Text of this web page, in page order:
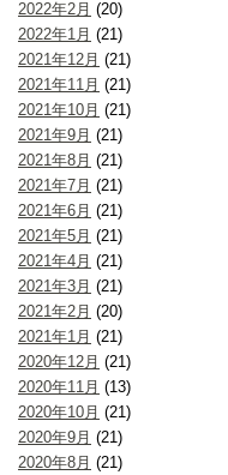
2022年2月 (20)
2022年1月 (21)
2021年12月 (21)
2021年11月 (21)
2021年10月 (21)
2021年9月 (21)
2021年8月 (21)
2021年7月 (21)
2021年6月 (21)
2021年5月 (21)
2021年4月 (21)
2021年3月 (21)
2021年2月 (20)
2021年1月 (21)
2020年12月 (21)
2020年11月 (13)
2020年10月 (21)
2020年9月 (21)
2020年8月 (21)